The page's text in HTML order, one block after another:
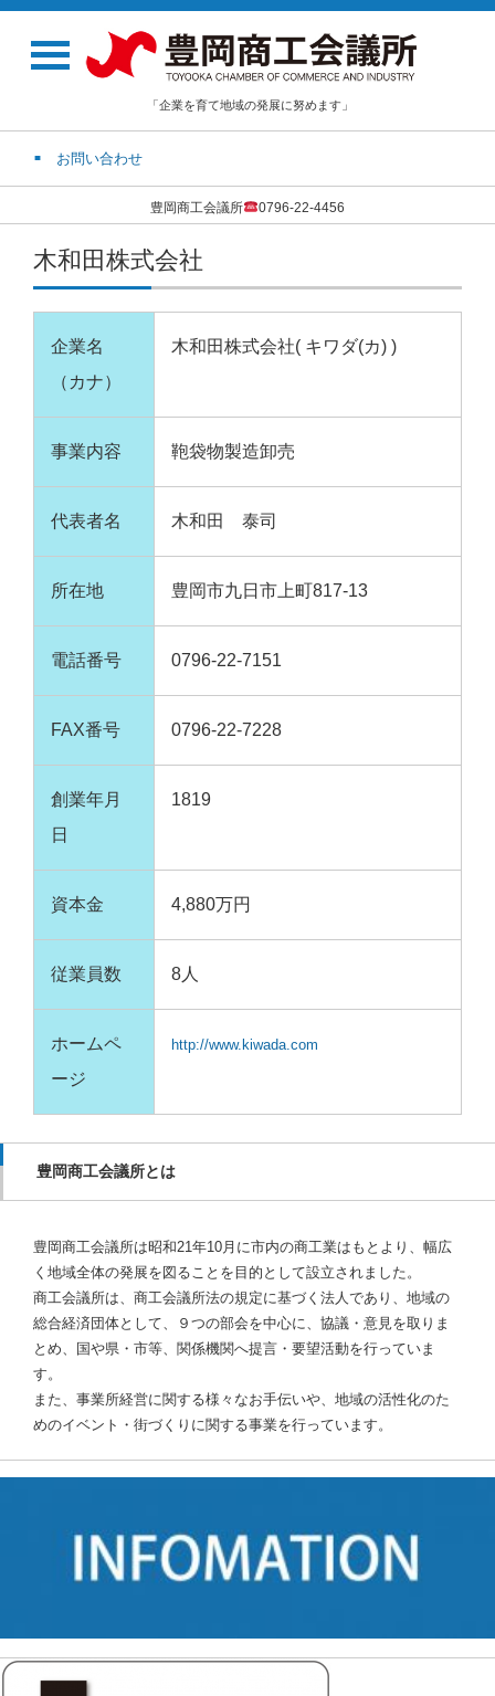
「企業を育て地域の発展に努めます」
お問い合わせ
豊岡商工会議所 0796-22-4456
木和田株式会社
企業名
（カナ）
木和田株式会社( キワダ(カ) )
事業内容 鞄袋物製造卸売
代表者名 木和田 泰司
所在地 豊岡市九日市上町817-13
電話番号 0796-22-7151
FAX番号 0796-22-7228
創業年月
日
1819
資本金 4,880万円
従業員数 8人
ホームペ
ージ
http://www.kiwada.com
豊岡商工会議所とは
豊岡商工会議所は昭和21年10月に市内の商工業はもとより、幅広
く地域全体の発展を図ることを目的として設立されました。
商工会議所は、商工会議所法の規定に基づく法人であり、地域の
総合経済団体として、９つの部会を中心に、協議・意見を取りま
とめ、国や県・市等、関係機関へ提言・要望活動を行っていま
す。
また、事業所経営に関する様々なお手伝いや、地域の活性化のた
めのイベント・街づくりに関する事業を行っています。